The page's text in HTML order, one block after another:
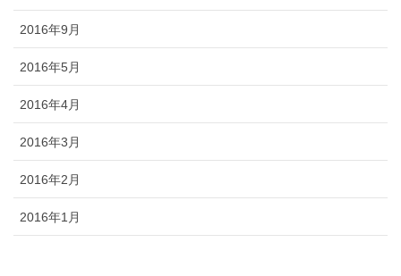
2016年9月
2016年5月
2016年4月
2016年3月
2016年2月
2016年1月